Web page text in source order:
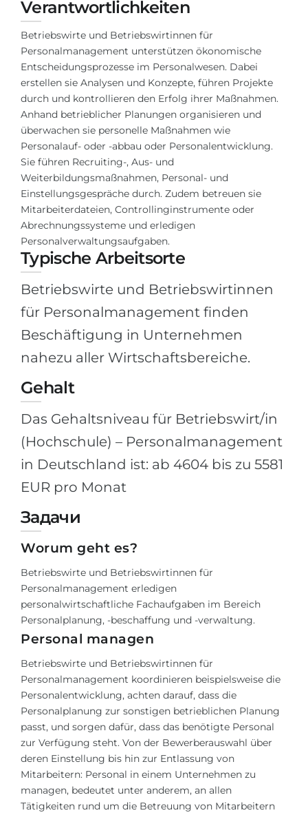
Städte
BERUFE
Berufe
Studienfächer
Beispiel-Stellenangebote
BERUFSORIENTIERUNG
Holland-Test
Interessenkarte-Test
RIASEC-Test
Erfolgzu
100%
Unsere Studierenden werden
BERATUNG!
BEWERBEN FÜR FACHRICHTUNG …
Medizin
Ingenieurwesen
Physik
Management
Anderes Fach
BEWERBEN AUS …
Russland
Ukraine
Kasachstan
Aserbaidschan
Belarus
Anderes Land
BERATUNG BUCHEN
Verantwortlichkeiten
Betriebswirte und Betriebswirtinnen für
Personalmanagement unterstützen ökonomische
Entscheidungsprozesse im Personalwesen. Dabei
erstellen sie Analysen und Konzepte, führen Projekte
durch und kontrollieren den Erfolg ihrer Maßnahmen.
Anhand betrieblicher Planungen organisieren und
überwachen sie personelle Maßnahmen wie
Personalauf- oder -abbau oder Personalentwicklung.
Sie führen Recruiting-, Aus- und
Weiterbildungsmaßnahmen, Personal- und
Einstellungsgespräche durch. Zudem betreuen sie
Mitarbeiterdateien, Controllinginstrumente oder
Abrechnungssysteme und erledigen
Personalverwaltungsaufgaben.
Typische Arbeitsorte
Betriebswirte und Betriebswirtinnen
für Personalmanagement finden
Beschäftigung in Unternehmen
nahezu aller Wirtschaftsbereiche.
Gehalt
Das Gehaltsniveau für Betriebswirt/in
(Hochschule) – Personalmanagement
in Deutschland ist: ab 4604 bis zu 5581
EUR pro Monat
Задачи
Worum geht es?
Betriebswirte und Betriebswirtinnen für
Personalmanagement erledigen
personalwirtschaftliche Fachaufgaben im Bereich
Personalplanung, -beschaffung und -verwaltung.
Personal managen
Betriebswirte und Betriebswirtinnen für
Personalmanagement koordinieren beispielsweise die
Personalentwicklung, achten darauf, dass die
Personalplanung zur sonstigen betrieblichen Planung
passt, und sorgen dafür, dass das benötigte Personal
zur Verfügung steht. Von der Bewerberauswahl über
deren Einstellung bis hin zur Entlassung von
Mitarbeitern: Personal in einem Unternehmen zu
managen, bedeutet unter anderem, an allen
Tätigkeiten rund um die Betreuung von Mitarbeitern